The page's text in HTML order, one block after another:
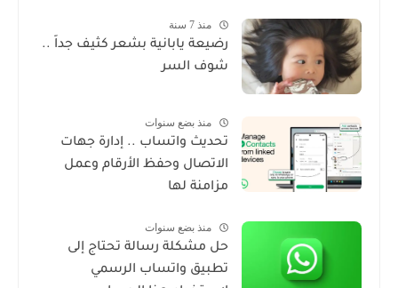
منذ 7 سنة
رضيعة يابانية بشعر كثيف جداً ..
شوف السر
منذ بضع سنوات
تحديث واتساب .. إدارة جهات
الاتصال وحفظ الأرقام وعمل
مزامنة لها
منذ بضع سنوات
حل مشكلة رسالة تحتاج إلى
تطبيق واتساب الرسمي